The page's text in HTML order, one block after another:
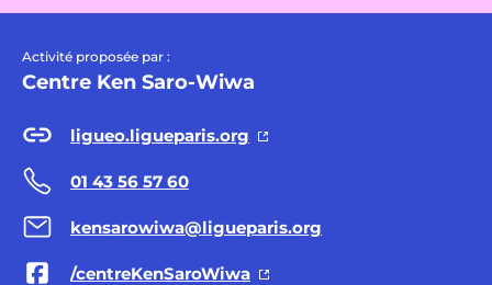
Activité proposée par :
Centre Ken Saro-Wiwa
ligueo.ligueparis.org
01 43 56 57 60
kensarowiwa@ligueparis.org
/centreKenSaroWiwa